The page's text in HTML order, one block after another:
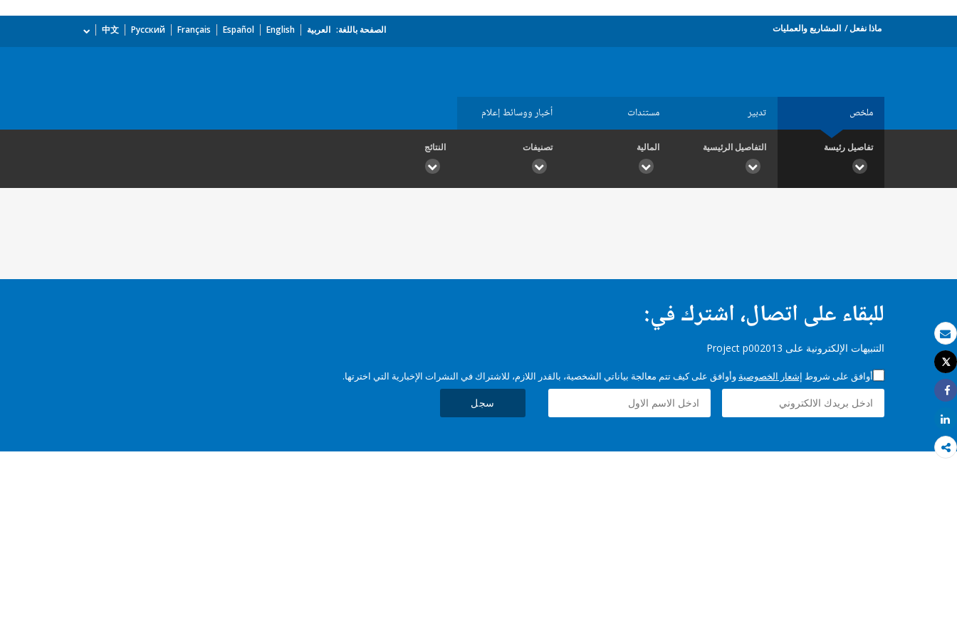
بريد الكتروني
طباعة
Tweet
Share
Share
ماذا نفعل المشاريع والعمليات الصفحة باللغة: العربية English
Español
Français
Русский
中文
ملخص تدبير مستندات أخبار ووسائط إعلام
تفاصيل رئيسة التفاصيل الرئيسية المالية تصنيفات النتائج
للبقاء على اتصال، اشترك في:
التنبيهات الإلكترونية على Project p002013
أوافق على شروط إشعار الخصوصية وأوافق على كيف تتم معالجة بياناتي الشخصية، بالقدر اللازم، للاشتراك في النشرات الإخبارية التي اخترتها.
سجل